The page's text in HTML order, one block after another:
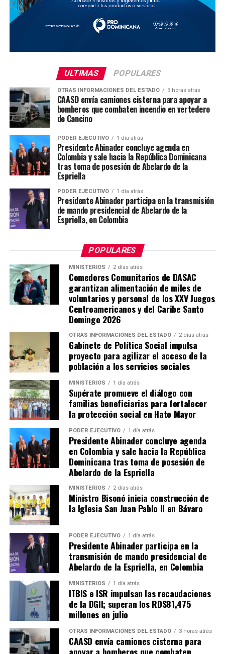
ULTIMAS POPULARES
OTRAS INFORMACIONES DEL ESTADO 3 horas atrás
CAASD envía camiones cisterna para apoyar a
bomberos que combaten incendio en vertedero
de Cancino
PODER EJECUTIVO 1 día atrás
Presidente Abinader concluye agenda en
Colombia y sale hacia la República Dominicana
tras toma de posesión de Abelardo de la
Espriella
PODER EJECUTIVO 1 día atrás
Presidente Abinader participa en la transmisión
de mando presidencial de Abelardo de la
Espriella, en Colombia
POPULARES
MINISTERIOS 2 días atrás
Comedores Comunitarios de DASAC
garantizan alimentación de miles de
voluntarios y personal de los XXV Juegos
Centroamericanos y del Caribe Santo
Domingo 2026
OTRAS INFORMACIONES DEL ESTADO 2 días atrás
Gabinete de Política Social impulsa
proyecto para agilizar el acceso de la
población a los servicios sociales
MINISTERIOS 1 día atrás
Supérate promueve el diálogo con
familias beneficiarias para fortalecer
la protección social en Hato Mayor
PODER EJECUTIVO 1 día atrás
Presidente Abinader concluye agenda
en Colombia y sale hacia la República
Dominicana tras toma de posesión de
Abelardo de la Espriella
MINISTERIOS 2 días atrás
Ministro Bisonó inicia construcción de
la Iglesia San Juan Pablo II en Bávaro
PODER EJECUTIVO 1 día atrás
Presidente Abinader participa en la
transmisión de mando presidencial de
Abelardo de la Espriella, en Colombia
MINISTERIOS 1 día atrás
ITBIS e ISR impulsan las recaudaciones
de la DGII; superan los RD$81,475
millones en julio
OTRAS INFORMACIONES DEL ESTADO 3 horas atrás
CAASD envía camiones cisterna para